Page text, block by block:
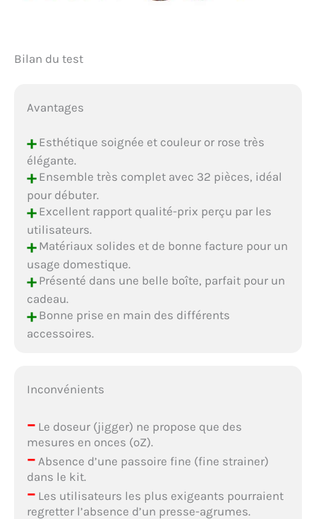
Bilan du test
Avantages
+Esthétique soignée et couleur or rose très
élégante.
+Ensemble très complet avec 32 pièces, idéal
pour débuter.
+Excellent rapport qualité-prix perçu par les
utilisateurs.
+Matériaux solides et de bonne facture pour un
usage domestique.
+Présenté dans une belle boîte, parfait pour un
cadeau.
+Bonne prise en main des différents
accessoires.
Inconvénients
–Le doseur (jigger) ne propose que des
mesures en onces (oZ).
–Absence d’une passoire fine (fine strainer)
dans le kit.
–Les utilisateurs les plus exigeants pourraient
regretter l’absence d’un presse-agrumes.